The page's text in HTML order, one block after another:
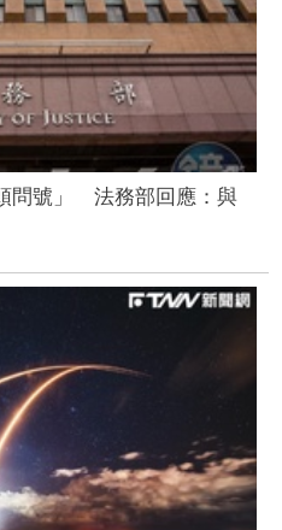
問號」 法務部回應：與